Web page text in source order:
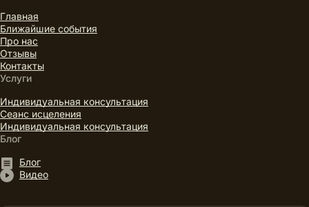
Главная
Ближайшие события
Про нас
Отзывы
Контакты
Услуги
Индивидуальная консультация
Сеанс исцеления
Индивидуальная консультация
Блог
Блог
Видео